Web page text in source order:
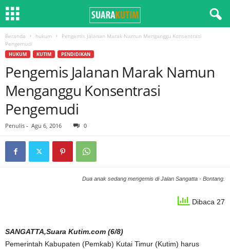
Beranda hukum
Pengemis Jalanan Marak Namun Menganggu Konsentrasi
Pengemudi
HUKUM KUTIM PENDIDIKAN
Pengemis Jalanan Marak Namun
Menganggu Konsentrasi
Pengemudi
Penulis - Agu 6, 2016 0
Dua anak sedang mengemis di Jalan Sangatta - Bontang.
Dibaca 27
SANGATTA,Suara Kutim.com (6/8)
Pemerintah Kabupaten (Pemkab) Kutai Timur (Kutim) harus